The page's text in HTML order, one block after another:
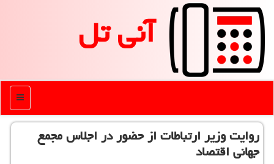
آنی تل
منو
روایت وزیر ارتباطات از حضور در اجلاس مجمع
جهانی اقتصاد